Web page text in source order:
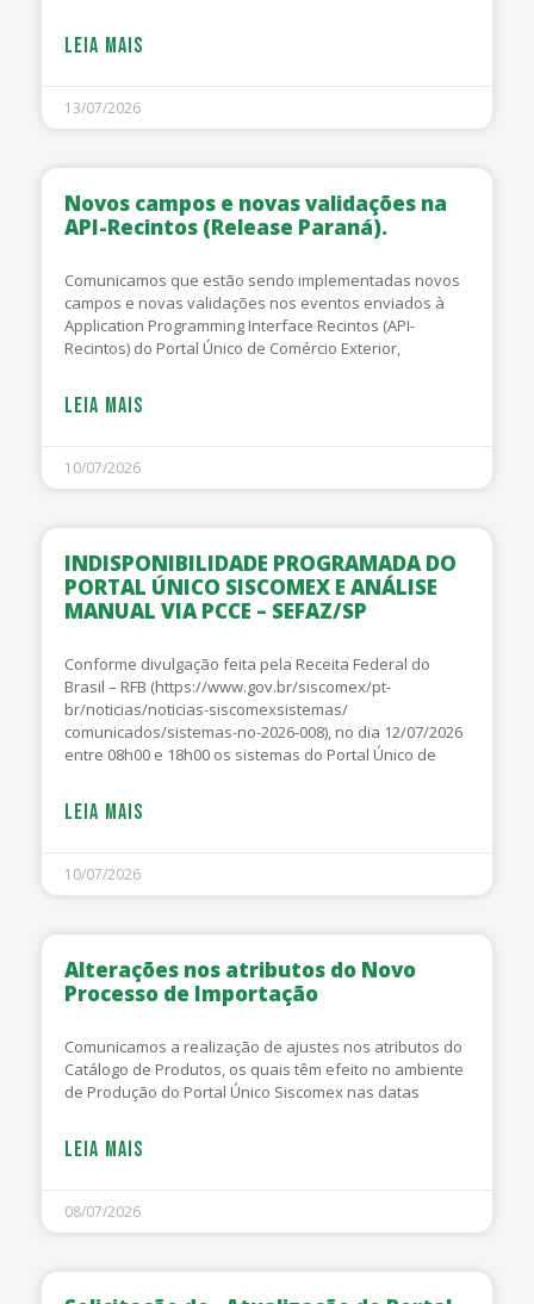
LEIA MAIS
13/07/2026
Novos campos e novas validações na
API-Recintos (Release Paraná).
Comunicamos que estão sendo implementadas novos
campos e novas validações nos eventos enviados à
Application Programming Interface Recintos (API-
Recintos) do Portal Único de Comércio Exterior,
LEIA MAIS
10/07/2026
INDISPONIBILIDADE PROGRAMADA DO
PORTAL ÚNICO SISCOMEX E ANÁLISE
MANUAL VIA PCCE – SEFAZ/SP
Conforme divulgação feita pela Receita Federal do
Brasil – RFB (https://www.gov.br/siscomex/pt-
br/noticias/noticias-siscomexsistemas/
comunicados/sistemas-no-2026-008), no dia 12/07/2026
entre 08h00 e 18h00 os sistemas do Portal Único de
LEIA MAIS
10/07/2026
Alterações nos atributos do Novo
Processo de Importação
Comunicamos a realização de ajustes nos atributos do
Catálogo de Produtos, os quais têm efeito no ambiente
de Produção do Portal Único Siscomex nas datas
LEIA MAIS
08/07/2026